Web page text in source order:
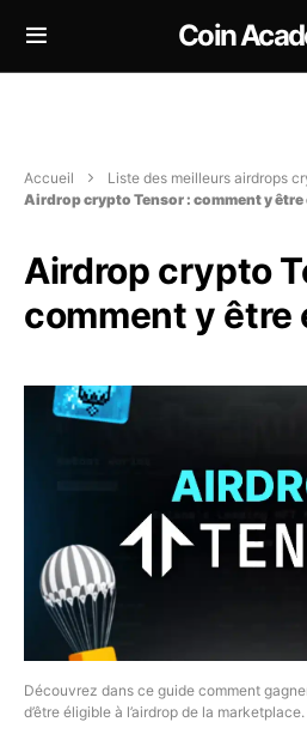
Coin
Accueil
Liste des meilleurs airdrops
Airdrop crypto Tensor : comment y
Airdrop crypto
comment y être
Découvrez dans ce guide comment
d’être éligible à l’airdrop de la marketplace.